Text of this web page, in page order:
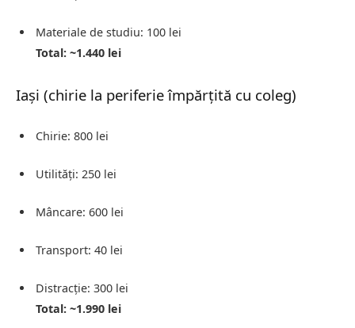
Materiale de studiu: 100 lei
Total: ~1.440 lei
Iași (chirie la periferie împărțită cu coleg)
Chirie: 800 lei
Utilități: 250 lei
Mâncare: 600 lei
Transport: 40 lei
Distracție: 300 lei
Total: ~1.990 lei